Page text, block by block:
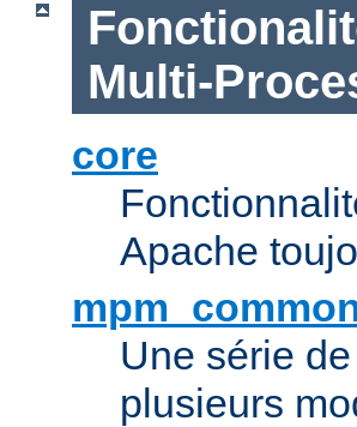
Multi-
core
Apache
Une série
plusieurs